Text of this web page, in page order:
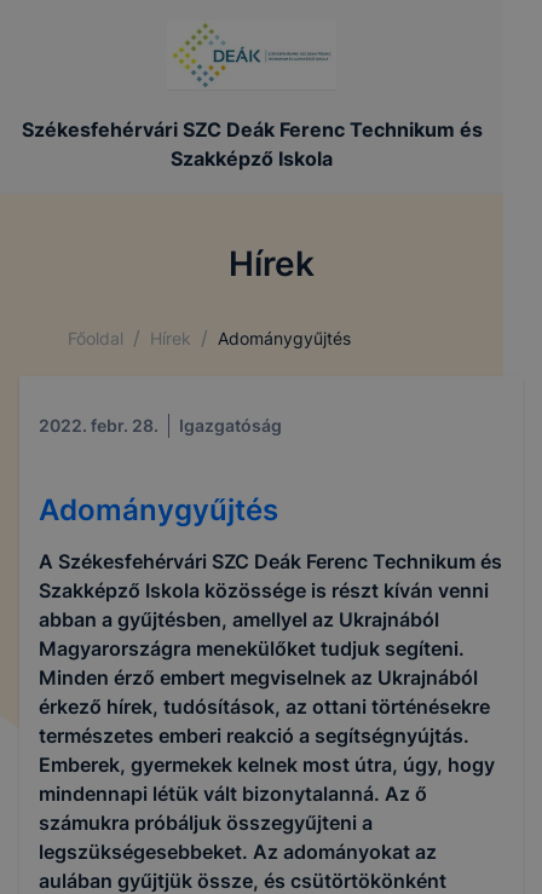
Székesfehérvári SZC Deák Ferenc Technikum és
Szakképző Iskola
Hírek
Főoldal / Hírek / Adománygyűjtés
2022. febr. 28. Igazgatóság
Adománygyűjtés
A Székesfehérvári SZC Deák Ferenc Technikum és
Szakképző Iskola közössége is részt kíván venni
abban a gyűjtésben, amellyel az Ukrajnából
Magyarországra menekülőket tudjuk segíteni.
Minden érző embert megviselnek az Ukrajnából
érkező hírek, tudósítások, az ottani történésekre
természetes emberi reakció a segítségnyújtás.
Emberek, gyermekek kelnek most útra, úgy, hogy
mindennapi létük vált bizonytalanná. Az ő
számukra próbáljuk összegyűjteni a
legszükségesebbeket. Az adományokat az
aulában gyűjtjük össze, és csütörtökönként